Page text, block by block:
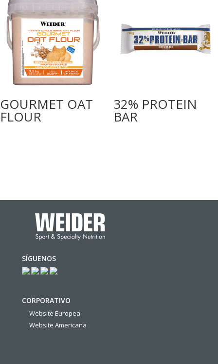
GOURMET OAT
FLOUR
32% PROTEIN
BAR
SÍGUENOS
CORPORATIVO
Website Europea
Website Americana